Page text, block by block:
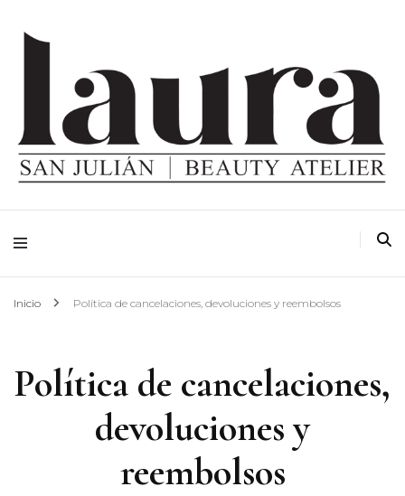
Inicio Política de cancelaciones, devoluciones y reembolsos
Política de cancelaciones,
devoluciones y
reembolsos